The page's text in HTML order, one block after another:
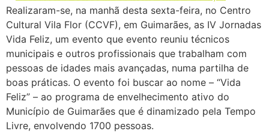
Realizaram-se, na manhã desta sexta-feira, no Centro
Cultural Vila Flor (CCVF), em Guimarães, as IV Jornadas
Vida Feliz, um evento que evento reuniu técnicos
municipais e outros profissionais que trabalham com
pessoas de idades mais avançadas, numa partilha de
boas práticas. O evento foi buscar ao nome – “Vida
Feliz” – ao programa de envelhecimento ativo do
Município de Guimarães que é dinamizado pela Tempo
Livre, envolvendo 1700 pessoas.